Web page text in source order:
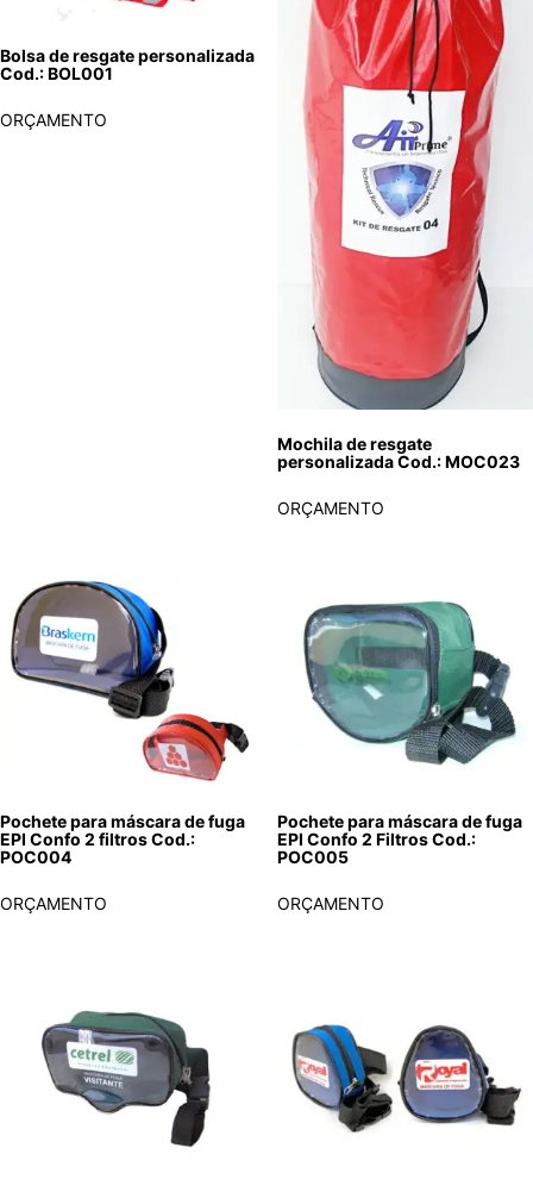
Bolsa de resgate personalizada
Cod.: BOL001
ORÇAMENTO
Mochila de resgate
personalizada Cod.: MOC023
ORÇAMENTO
Pochete para máscara de fuga
EPI Confo 2 filtros Cod.:
POC004
ORÇAMENTO
Pochete para máscara de fuga
EPI Confo 2 Filtros Cod.:
POC005
ORÇAMENTO